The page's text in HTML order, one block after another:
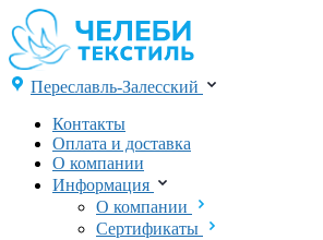
Переславль-Залесский
Контакты
Оплата и доставка
О компании
Информация
О компании
Сертификаты